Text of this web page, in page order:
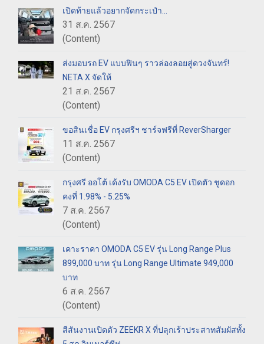
เปิดท้ายแล้วอยากจัดกระเป๋า...
31 ส.ค. 2567
(Content)
ส่งมอบรถ EV แบบฟินๆ ราวล่องลอยสู่ดวงจันทร์!
NETA X จัดให้
21 ส.ค. 2567
(Content)
ขอสินเชื่อ EV กรุงศรีฯ ชาร์จฟรีที่ ReverSharger
11 ส.ค. 2567
(Content)
กรุงศรี ออโต้ เด้งรับ OMODA C5 EV เปิดตัว ชูดอก
คงที่ 1.98% - 5.25%
7 ส.ค. 2567
(Content)
เคาะราคา OMODA C5 EV รุ่น Long Range Plus
899,000 บาท รุ่น Long Range Ultimate 949,000
บาท
6 ส.ค. 2567
(Content)
สีสันงานเปิดตัว ZEEKR X ที่ปลุกเร้าประสาทสัมผัสทั้ง